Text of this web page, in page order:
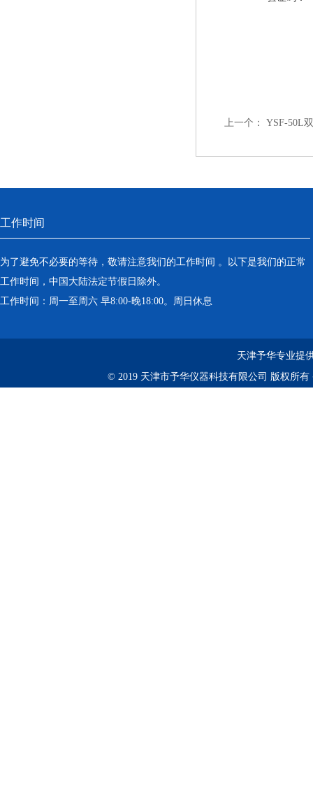
上一个： YSF-50L
工作时间
为了避免不必要的等待，敬请注意我们的工作时间 。以下是我们的正常
工作时间，中国大陆法定节假日除外。
工作时间：周一至周六 早8:00-晚18:00。周日休息
天津予华专业提
© 2019 天津市予华仪器科技有限公司 版权所有